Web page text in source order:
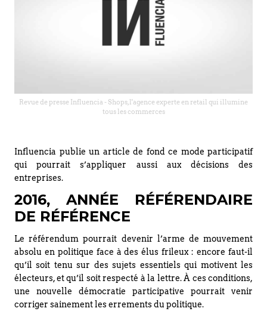
Revue de presse Influencia - Shops, l'agence experte en retail qui illumine
tous les commerces
Influencia publie un article de fond ce mode participatif
qui pourrait s’appliquer aussi aux décisions des
entreprises.
2016, ANNÉE RÉFÉRENDAIRE
DE RÉFÉRENCE
Le référendum pourrait devenir l’arme de mouvement
absolu en politique face à des élus frileux : encore faut-il
qu’il soit tenu sur des sujets essentiels qui motivent les
électeurs, et qu’il soit respecté à la lettre. À ces conditions,
une nouvelle démocratie participative pourrait venir
corriger sainement les errements du politique.